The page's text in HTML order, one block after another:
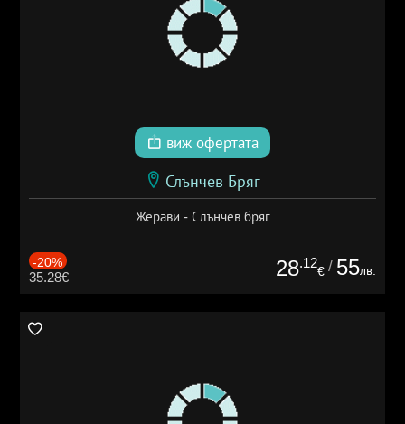
виж офертата
Слънчев Бряг
Жерави - Слънчев бряг
-20%
35.28€ 28.12
€ / 55лв.